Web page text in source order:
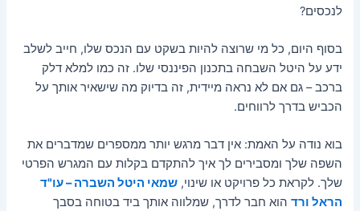
לנכסים?
בסוף היום, כל מי שרוצה להיות בשקט עם הנכס שלו, חייב לשלב
ידע על היטל השבחה בתכנון הפיננסי שלו. זה כמו למלא דלק
ברכב – גם אם לא נראה מיידית, זה בדיוק מה שישאיר אותך על
הכביש בדרך לרווחים.
בוא נודה על האמת: אין דבר מרגש יותר ממספרים שמדברים את
השפה שלך ומסבירים לך איך להתקדם בקלות עם המגרש הפרטי
שלך. לקראת כל פרויקט או שינוי,שמאי היטל השברה – עו"ד
הראל ורד הוא חבר לדרך, שמלווה אותך ביד בטוחה בסבך